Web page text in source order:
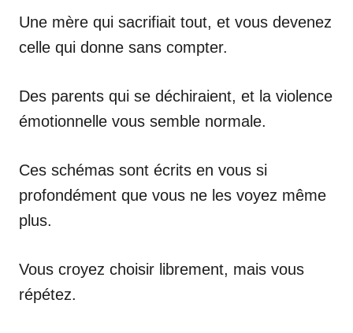
Une mère qui sacrifiait tout, et vous devenez
celle qui donne sans compter.
Des parents qui se déchiraient, et la violence
émotionnelle vous semble normale.
Ces schémas sont écrits en vous si
profondément que vous ne les voyez même
plus.
Vous croyez choisir librement, mais vous
répétez.